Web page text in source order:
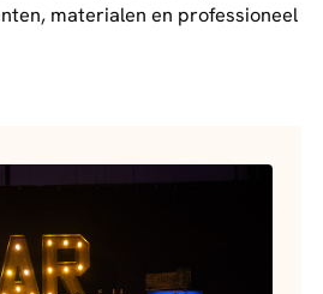
materialen en professioneel